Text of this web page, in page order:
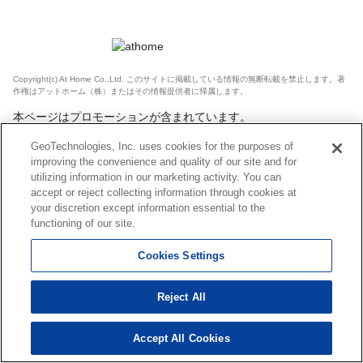
Copyright(c) At Home Co.,Ltd. このサイトに掲載している情報の無断転載を禁止します。著
作権はアットホーム（株）またはその情報提供者に帰属します。
本ページはプロモーションが含まれています。
GeoTechnologies, Inc. uses cookies for the purposes of
improving the convenience and quality of our site and for
utilizing information in our marketing activity. You can
accept or reject collecting information through cookies at
your discretion except information essential to the
functioning of our site.
Cookies Settings
Reject All
Accept All Cookies